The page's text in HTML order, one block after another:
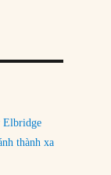
Elbridge
thành xa